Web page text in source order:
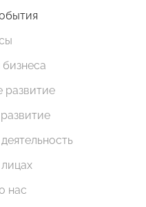
развитие
нас